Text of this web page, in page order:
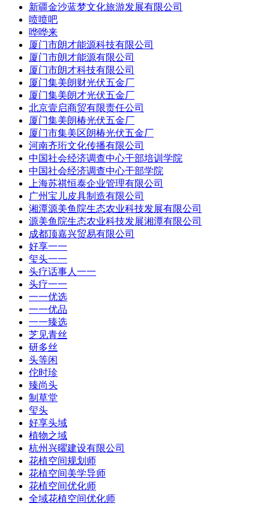
新疆金沙蓝梦文化旅游发展有限公司
喷喷吧
哗哗来
厦门市朗才能源科技有限公司
厦门市朗才能源有限公司
厦门市朗才科技有限公司
厦门集美朗财光伏五金厂
厦门集美朗才光伏五金厂
北京壹启商贸有限责任公司
厦门集美朗椿光伏五金厂
厦门市集美区朗椿光伏五金厂
河南齐珩文化传播有限公司
中国社会经济调查中心干部培训学院
中国社会经济调查中心干部学院
上海苏祺恒泰企业管理有限公司
广州宝儿皮具制造有限公司
湘潭源美鱼院生态农业科技发展有限公司
源美鱼院生态农业科技发展湘潭有限公司
成都顶嘉兴贸易有限公司
好享一一
玺头一一
头疗话事人一一
头疗一一
一一优选
一一优品
一一臻选
芝见青丝
研多丝
头等闲
佗时珍
臻尚头
制草堂
玺头
好享头域
植物之域
杭州兴曜建设有限公司
花植空间规划师
花植空间美学导师
花植空间优化师
全域花植空间优化师